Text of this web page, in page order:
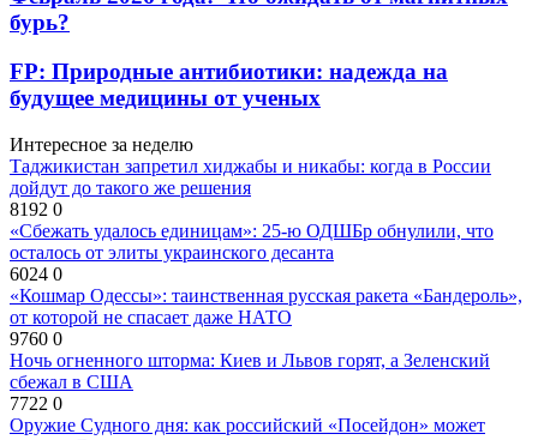
бурь?
FP: Природные антибиотики: надежда на
будущее медицины от ученых
Интересное за неделю
Таджикистан запретил хиджабы и никабы: когда в России
дойдут до такого же решения
8192 0
«Сбежать удалось единицам»: 25-ю ОДШБр обнулили, что
осталось от элиты украинского десанта
6024 0
«Кошмар Одессы»: таинственная русская ракета «Бандероль»,
от которой не спасает даже НАТО
9760 0
Ночь огненного шторма: Киев и Львов горят, а Зеленский
сбежал в США
7722 0
Оружие Судного дня: как российский «Посейдон» может